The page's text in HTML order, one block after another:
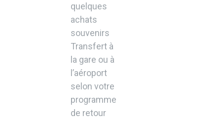
quelques
achats
souvenirs
Transfert à
la gare ou à
l’aéroport
selon votre
programme
de retour